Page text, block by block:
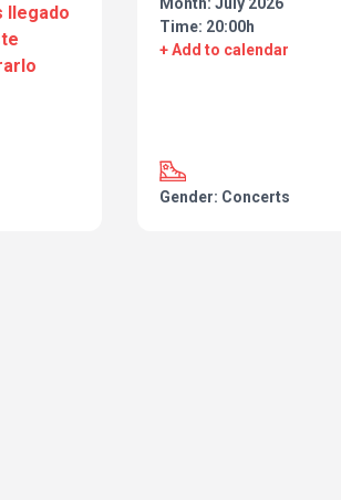
llegado
Month: July 2026
Time: 20:00h
+ Add to calendar
Gender: Concerts